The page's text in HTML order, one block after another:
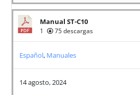
Manual ST-C10
1 75 descargas
Español, Manuales
14 agosto, 2024